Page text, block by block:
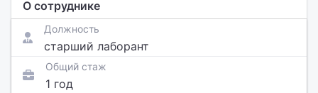
О сотруднике
Должность
старший лаборант
Общий стаж
1 год